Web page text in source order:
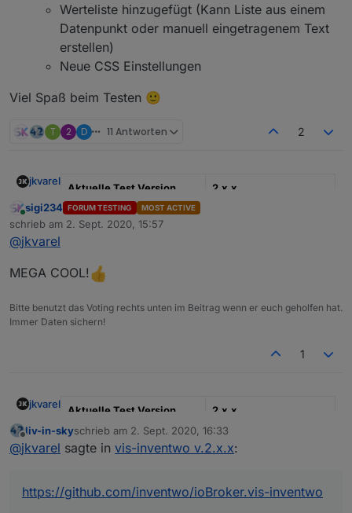
Werteliste hinzugefügt (Kann Liste aus einem
Datenpunkt oder manuell eingetragenem Text
erstellen)
Neue CSS Einstellungen
Viel Spaß beim Testen 🙂
T 2 D 11 Antworten 2
jkvarel
Aktuelle Test Version 2.x.x
Veröffentlichungsdatum
ioBroker Discord (Wir
haben dort auch einen
https://discord.gg/nAtk
Dz79Gt
Alle neuen Features könnt ihr dem Changelog und den
Wikieinträgen auf GitHub entnehmen
Changelog
v.2.4.0
JSON Tabelle: Randstil kann eingestellt
werden
werden
Fehlerbehebungen
Viel Spaß beim Testen 🙂
Online
sigi234 FORUM TESTING MOST ACTIVE
schrieb am 2. Sept. 2020, 15:57
zuletzt editiert von
@jkvarel
MEGA COOL!
Bitte benutzt das Voting rechts unten im Beitrag wenn er euch geholfen hat.
Immer Daten sichern!
1
jkvarel
Aktuelle Test Version 2.x.x
Veröffentlichungsdatum 02.09.2020
inventwo
Offline
liv-in-skyschrieb am 2. Sept. 2020, 16:33
zuletzt editiert von
@jkvarel sagte in vis-inventwo v.2.x.x:
https://github.com/inventwo/ioBroker.vis-inventwo